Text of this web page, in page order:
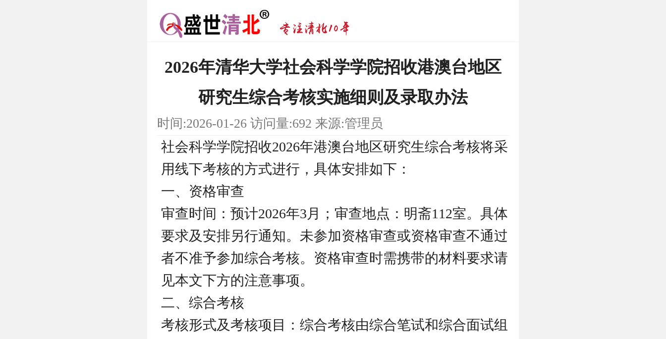
2026年清华大学社会科学学院招收港澳台地区
研究生综合考核实施细则及录取办法
时间:2026-01-26 访问量:692 来源:管理员
社会科学学院招收2026年港澳台地区研究生综合考核将采
用线下考核的方式进行，具体安排如下：
一、资格审查
审查时间：预计2026年3月；审查地点：明斋112室。具体
要求及安排另行通知。未参加资格审查或资格审查不通过
者不准予参加综合考核。资格审查时需携带的材料要求请
见本文下方的注意事项。
二、综合考核
考核形式及考核项目：综合考核由综合笔试和综合面试组